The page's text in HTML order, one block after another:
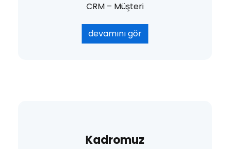
CRM – Müşteri
devamını gör
Kadromuz